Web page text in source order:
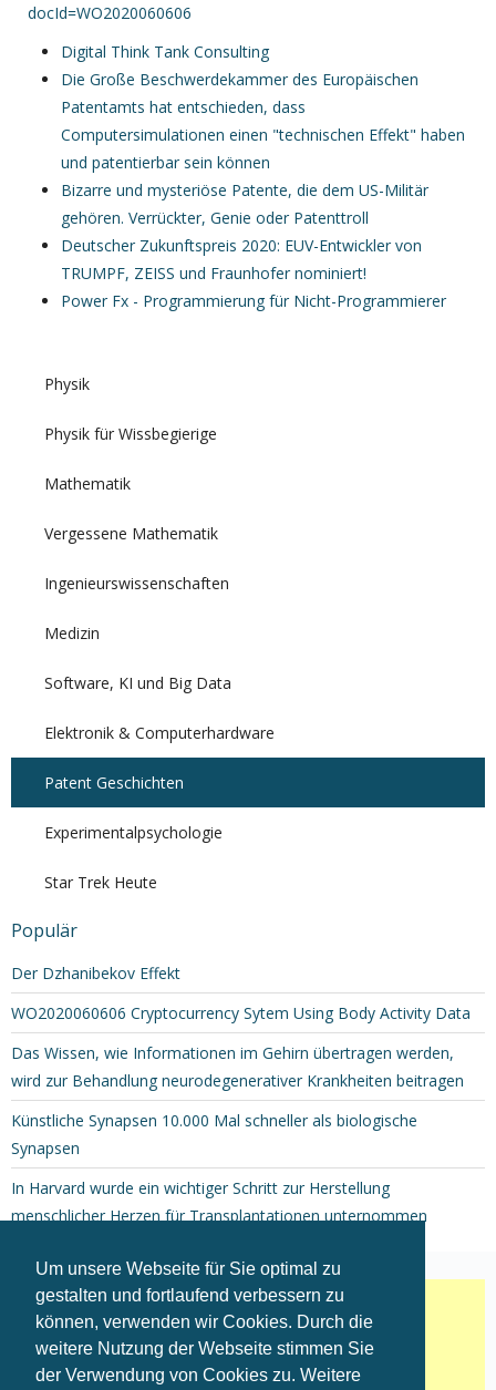
Um unsere Webseite für Sie optimal zu
gestalten und fortlaufend verbessern zu
können, verwenden wir Cookies. Durch die
weitere Nutzung der Webseite stimmen Sie
der Verwendung von Cookies zu. Weitere
docId=WO2020060606
Digital Think Tank Consulting
Die Große Beschwerdekammer des Europäischen
Patentamts hat entschieden, dass
Computersimulationen einen "technischen Effekt" haben
und patentierbar sein können
Bizarre und mysteriöse Patente, die dem US-Militär
gehören. Verrückter, Genie oder Patenttroll
Deutscher Zukunftspreis 2020: EUV-Entwickler von
TRUMPF, ZEISS und Fraunhofer nominiert!
Power Fx - Programmierung für Nicht-Programmierer
Physik
Physik für Wissbegierige
Mathematik
Vergessene Mathematik
Ingenieurswissenschaften
Medizin
Software, KI und Big Data
Elektronik & Computerhardware
Patent Geschichten
Experimentalpsychologie
Star Trek Heute
Populär
Der Dzhanibekov Effekt
WO2020060606 Cryptocurrency Sytem Using Body Activity Data
Das Wissen, wie Informationen im Gehirn übertragen werden,
wird zur Behandlung neurodegenerativer Krankheiten beitragen
Künstliche Synapsen 10.000 Mal schneller als biologische
Synapsen
In Harvard wurde ein wichtiger Schritt zur Herstellung
menschlicher Herzen für Transplantationen unternommen